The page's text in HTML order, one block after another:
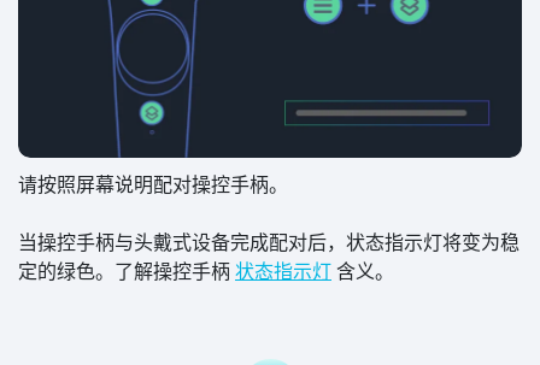
请按照屏幕说明配对操控手柄。
当操控手柄与头戴式设备完成配对后，状态指示灯将变为稳
定的绿色。了解操控手柄 状态指示灯 含义。